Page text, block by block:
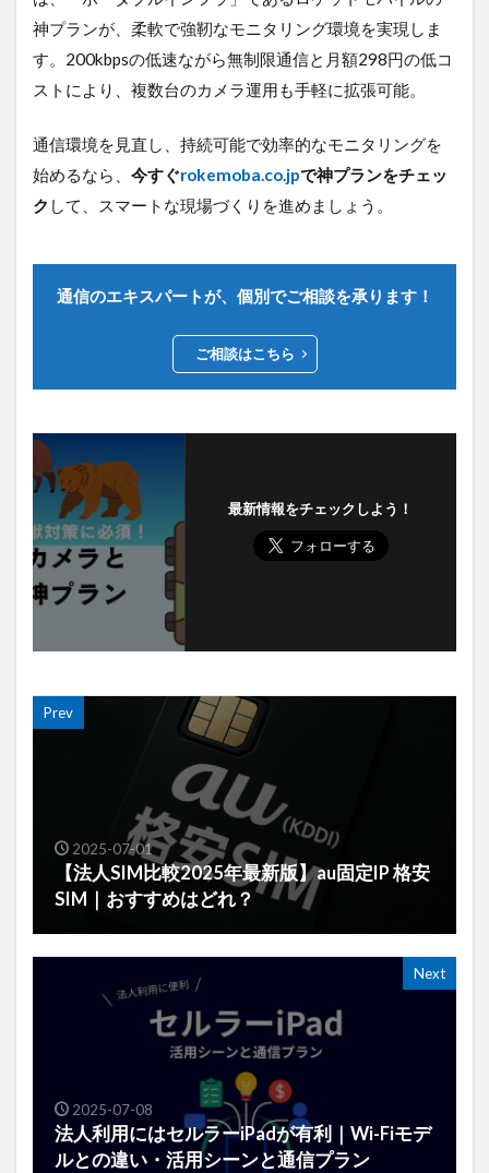
神プランが、柔軟で強靭なモニタリング環境を実現しま
す。200kbpsの低速ながら無制限通信と月額298円の低コ
ストにより、複数台のカメラ運用も手軽に拡張可能。
通信環境を見直し、持続可能で効率的なモニタリングを
始めるなら、 今すぐrokemoba.co.jpで神プランをチェッ
ク して、スマートな現場づくりを進めましょう。
通信のエキスパートが、個別でご相談を承ります！
ご相談はこちら
最新情報をチェックしよう！
Prev
2025-07-01
【法人SIM比較2025年最新版】au固定IP 格安
SIM｜おすすめはどれ？
Next
2025-07-08
法人利用にはセルラーiPadが有利｜Wi-Fiモデ
ルとの違い・活用シーンと通信プラン